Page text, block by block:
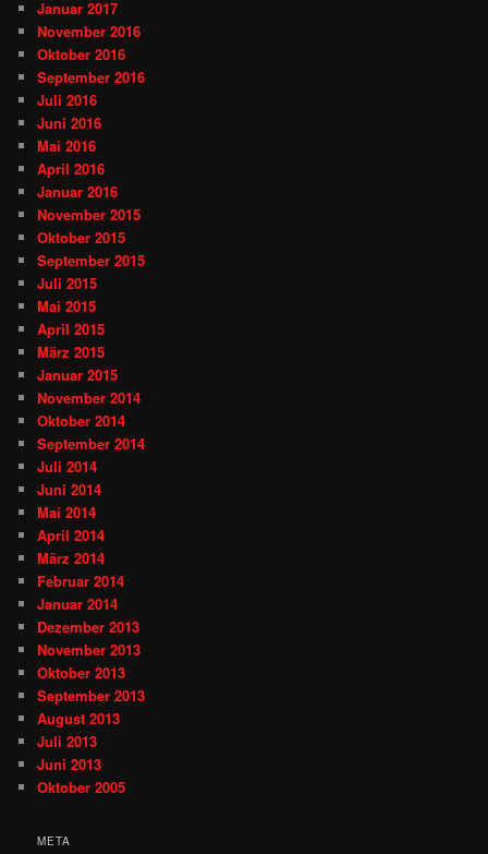
Januar 2017
November 2016
Oktober 2016
September 2016
Juli 2016
Juni 2016
Mai 2016
April 2016
Januar 2016
November 2015
Oktober 2015
September 2015
Juli 2015
Mai 2015
April 2015
März 2015
Januar 2015
November 2014
Oktober 2014
September 2014
Juli 2014
Juni 2014
Mai 2014
April 2014
März 2014
Februar 2014
Januar 2014
Dezember 2013
November 2013
Oktober 2013
September 2013
August 2013
Juli 2013
Juni 2013
Oktober 2005
META